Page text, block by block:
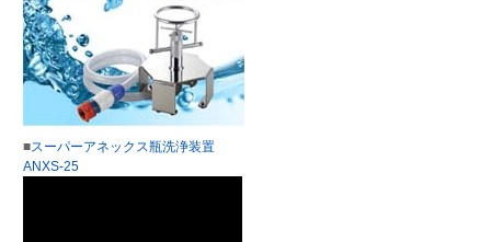
■スーパーアネックス瓶洗浄装置
ANXS-25